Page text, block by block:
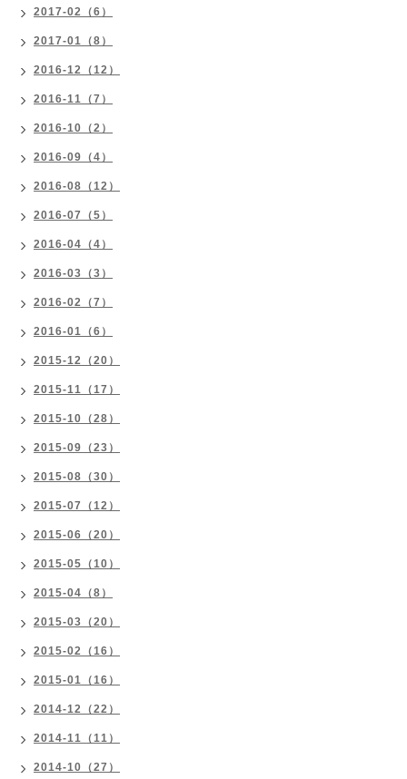
2017-02（6）
2017-01（8）
2016-12（12）
2016-11（7）
2016-10（2）
2016-09（4）
2016-08（12）
2016-07（5）
2016-04（4）
2016-03（3）
2016-02（7）
2016-01（6）
2015-12（20）
2015-11（17）
2015-10（28）
2015-09（23）
2015-08（30）
2015-07（12）
2015-06（20）
2015-05（10）
2015-04（8）
2015-03（20）
2015-02（16）
2015-01（16）
2014-12（22）
2014-11（11）
2014-10（27）